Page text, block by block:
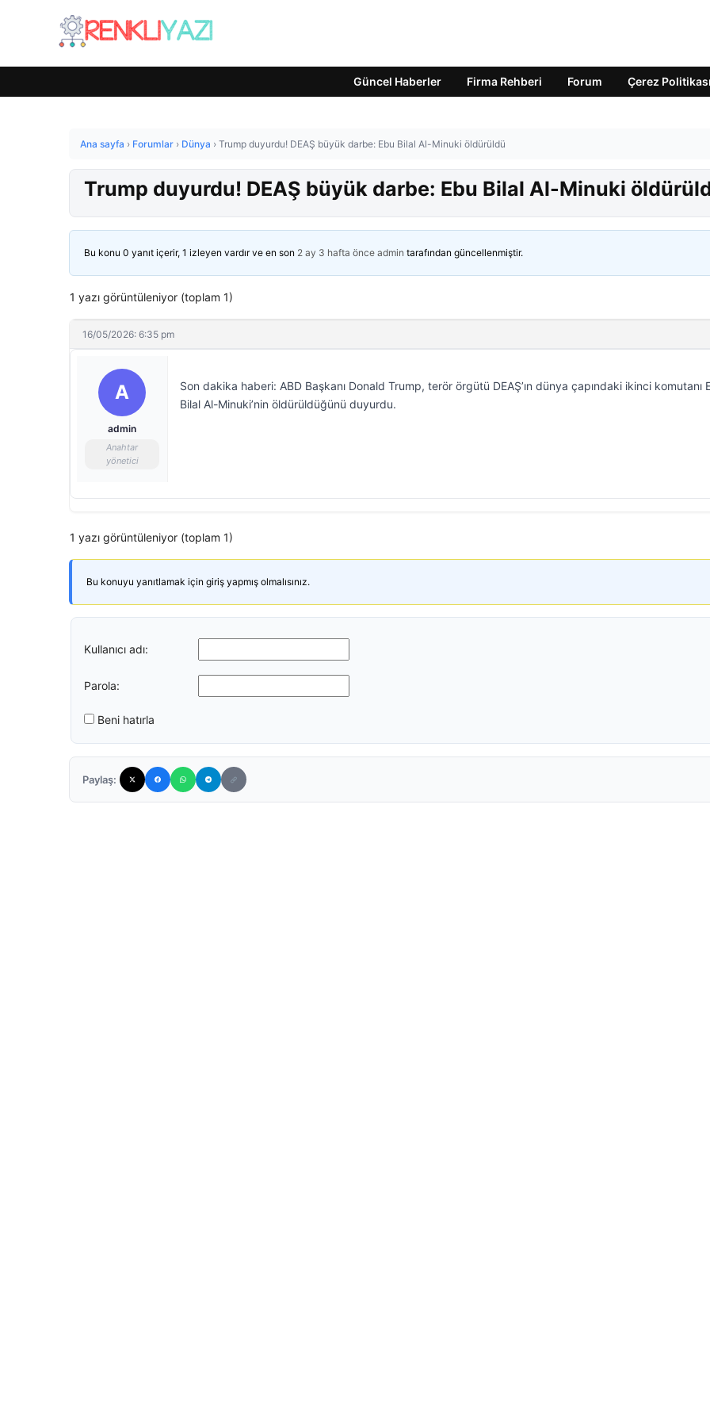
Güncel Haberler Firma Rehberi Forum Çerez Politikası
Ana sayfa › Forumlar › Dünya › Trump duyurdu! DEAŞ büyük darbe: Ebu Bilal Al-Minuki öldürüldü
Trump duyurdu! DEAŞ büyük darbe: Ebu Bilal Al-Minuki
Bu konu 0 yanıt içerir, 1 izleyen vardır ve en son 2 ay 3 hafta önce admin tarafından güncellenmiştir.
1 yazı görüntüleniyor (toplam 1)
16/05/2026: 6:35 pm
A
admin
Anahtar
yönetici
Son dakika haberi: ABD Başkanı Donald Trump, terör örgütü DEAŞ’ın dünya çapındaki ikinci komutanı
Bilal Al-Minuki’nin öldürüldüğünü duyurdu.
1 yazı görüntüleniyor (toplam 1)
Bu konuyu yanıtlamak için giriş yapmış olmalısınız.
Kullanıcı adı:
Parola:
Beni hatırla
Paylaş: